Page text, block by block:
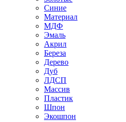
Синие
Материал
МДФ
Эмаль
Акрил
Береза
Дерево
Дуб
ЛДСП
Массив
Пластик
Шпон
Экошпон